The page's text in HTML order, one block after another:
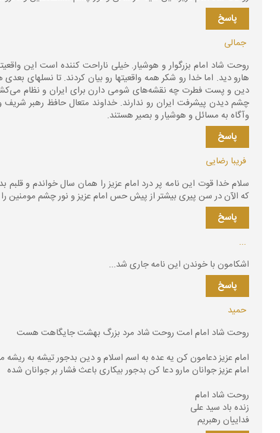
پاسخ
جمالی
روحت شاد امام بزرگوار و هوشیار. خیلی ناراحت کننده است این
هارو دید. اما خدا رو شکر همه واقعیتها رو بیان کردند. تا نسلهای
دین و پست فطرت چه نقشه‌های شومی دارن برای ایران و نظام
چشم دیدن پیشرفت ایران رو ندارند. خداوند متعال حافظ رهبر شریف و
وآگاه به مسائل و هوشیار و بصیر هستند.
پاسخ
فریبا رضایی
سلام خدا قوت این نامه پر درد امام عزیز را همان سال خواندم و قلبم
که الآن در سن پیری بیشتر از پیش حس امام عزیز و نور چشم مومنین
پاسخ
...
اشکامون با خوندن این نامه جاری شد...
پاسخ
حمید
روحت شاد امام امت روحت شاد مرد بزرگ بهشت جایگاهت هست
امام عزیز دعامون کن یه عده به اسم اسلام و دین بدجور تیشه به ریشه
امام عزیز جوانان مارو دعا کن بدجور بیکاری باعث فشار بر جوانان شده
روحت شاد امام
زنده باد سید علی
فداییان رهبریم